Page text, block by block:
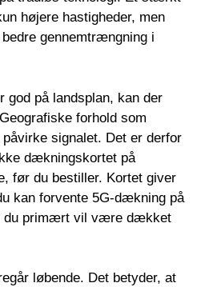
højere hastigheder, men
gennemtrængning i
god på landsplan, kan der
forhold som
signalet. Det er derfor
dækningskortet på
før du bestiller. Kortet giver
kan forvente 5G-dækning på
du primært vil være dækket
løbende. Det betyder, at